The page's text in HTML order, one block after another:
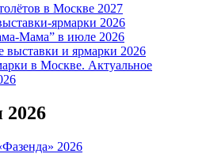
в Москве 2027
ярмарки 2026
Мама” в июле 2026
выставки и ярмарки 2026
в Москве. Актуальное
2026
2026